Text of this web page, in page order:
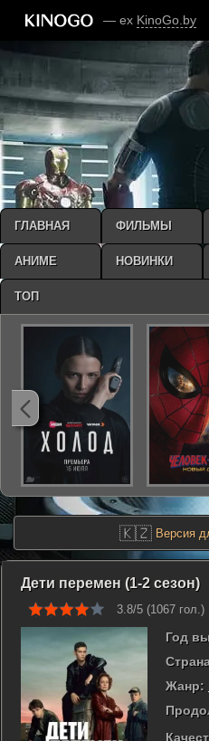
— ex KinoGo.by
🇰🇿 Версия
Дети перемен (1-2 сезон)
3.8/5 (1067 гол.)
Год
Жанр:
ГЛАВНАЯ ФИЛЬМЫ
АНИМЕ НОВИНКИ
ТОП